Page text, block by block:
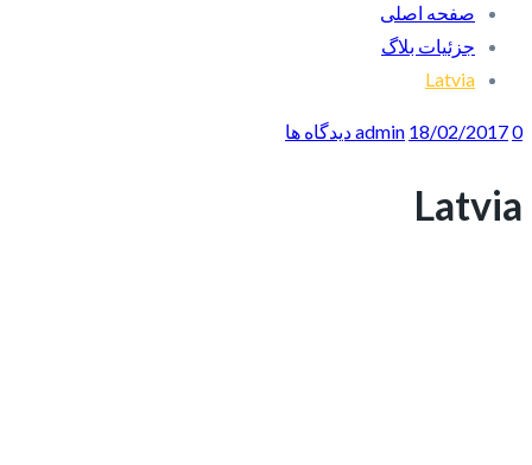
صفحه اصلی
جزئیات بلاگ
Latvia
admin 18/02/20170 دیدگاه ها
Latvia